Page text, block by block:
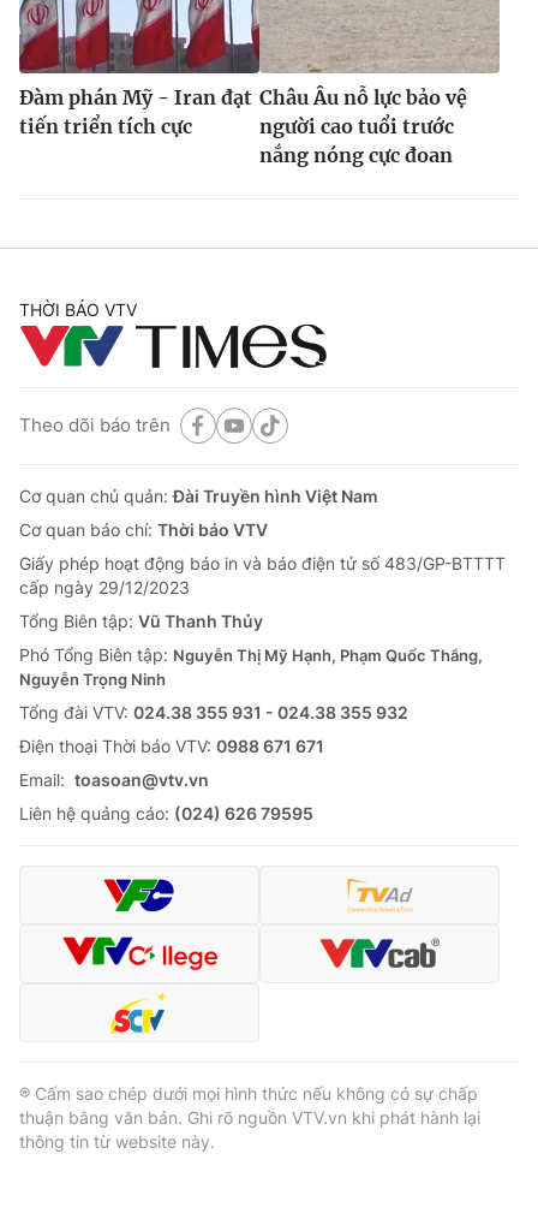
Đàm phán Mỹ - Iran đạt
tiến triển tích cực
Châu Âu nỗ lực bảo vệ
người cao tuổi trước
nắng nóng cực đoan
THỜI BÁO VTV
Theo dõi báo trên
Cơ quan chủ quản:Đài Truyền hình Việt Nam
Cơ quan báo chí: Thời báo VTV
Giấy phép hoạt động báo in và báo điện tử số 483/GP-BTTTT
cấp ngày 29/12/2023
Tổng Biên tập: Vũ Thanh Thủy
Phó Tổng Biên tập: Nguyễn Thị Mỹ Hạnh, Phạm Quốc Thắng,
Nguyễn Trọng Ninh
Tổng đài VTV: 024.38 355 931 - 024.38 355 932
Ðiện thoại Thời báo VTV: 0988 671 671
Email: toasoan@vtv.vn
Liên hệ quảng cáo: (024) 626 79595
® Cấm sao chép dưới mọi hình thức nếu không có sự chấp
thuận bằng văn bản. Ghi rõ nguồn VTV.vn khi phát hành lại
thông tin từ website này.